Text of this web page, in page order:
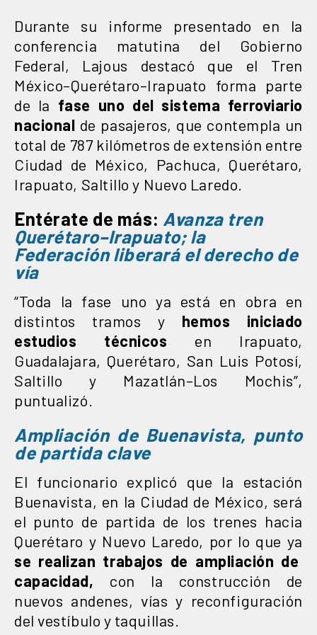
Durante su informe presentado en la
conferencia matutina del Gobierno
Federal, Lajous destacó que el Tren
México–Querétaro–Irapuato forma parte
de la fase uno del sistema ferroviario
nacional de pasajeros, que contempla un
total de 787 kilómetros de extensión entre
Ciudad de México, Pachuca, Querétaro,
Irapuato, Saltillo y Nuevo Laredo.
Entérate de más: Avanza tren
Querétaro–Irapuato; la
Federación liberará el derecho de
vía
“Toda la fase uno ya está en obra en
distintos tramos y hemos iniciado
estudios técnicos en Irapuato,
Guadalajara, Querétaro, San Luis Potosí,
Saltillo y Mazatlán–Los Mochis”,
puntualizó.
Ampliación de Buenavista, punto
de partida clave
El funcionario explicó que la estación
Buenavista, en la Ciudad de México, será
el punto de partida de los trenes hacia
Querétaro y Nuevo Laredo, por lo que ya
se realizan trabajos de ampliación de
capacidad, con la construcción de
nuevos andenes, vías y reconfiguración
del vestíbulo y taquillas.